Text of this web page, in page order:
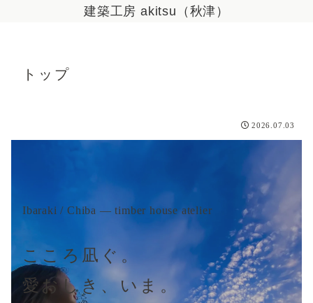
建築工房 akitsu（秋津）
トップ
2026.07.03
Ibaraki / Chiba — timber house atelier
こころ凪ぐ。
愛おしき、いま。